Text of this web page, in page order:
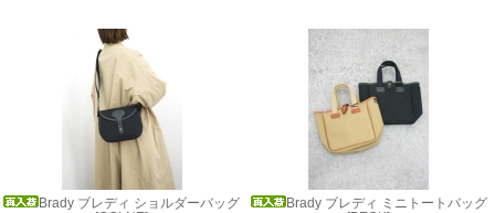
Brady ブレディ ショルダーバッグ
Brady ブレディ ミニトートバッグ